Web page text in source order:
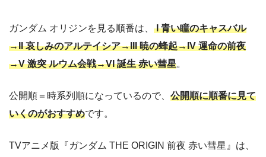
ガンダム オリジンを見る順番は、 I 青い瞳のキャスバル
→II 哀しみのアルテイシア→III 暁の蜂起→IV 運命の前夜
→V 激突 ルウム会戦→VI 誕生 赤い彗星。
公開順＝時系列順になっているので、 公開順に順番に見て
いくのがおすすめです。
TVアニメ版『ガンダム THE ORIGIN 前夜 赤い彗星』は、